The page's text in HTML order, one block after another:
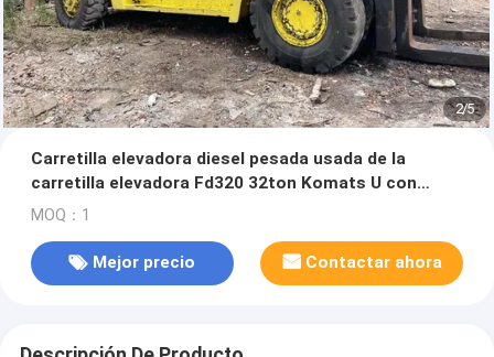
2/5
Carretilla elevadora diesel pesada usada de la
carretilla elevadora Fd320 32ton Komats U con
buenas condiciones de trabajo
MOQ：1
Mejor precio Contactar ahora